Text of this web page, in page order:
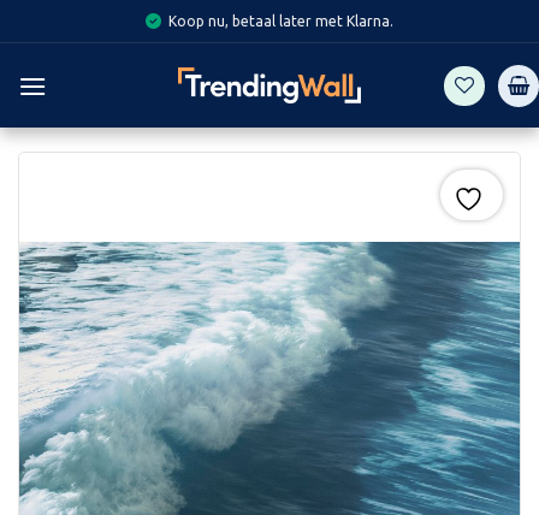
to
content
Koop nu, betaal later met Klarna.